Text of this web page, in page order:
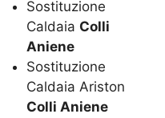
Sostituzione
Caldaia Colli
Aniene
Sostituzione
Caldaia Ariston
Colli Aniene